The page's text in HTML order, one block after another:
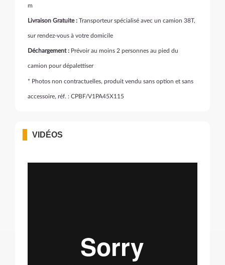
m
Livraison Gratuite : Transporteur spécialisé avec un camion 38T,
sur rendez-vous à votre domicile
Déchargement : Prévoir au moins 2 personnes au pied du
camion pour dépalettiser
* Photos non contractuelles, produit vendu sans option et sans
accessoire, réf. : CPBF/V1PA45X115
VIDÉOS